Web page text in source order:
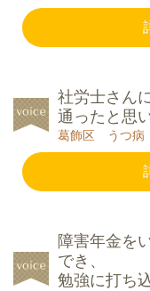
社労士さん
通ったと思
葛飾区 うつ病
障害年金を
でき、
勉強に打ち